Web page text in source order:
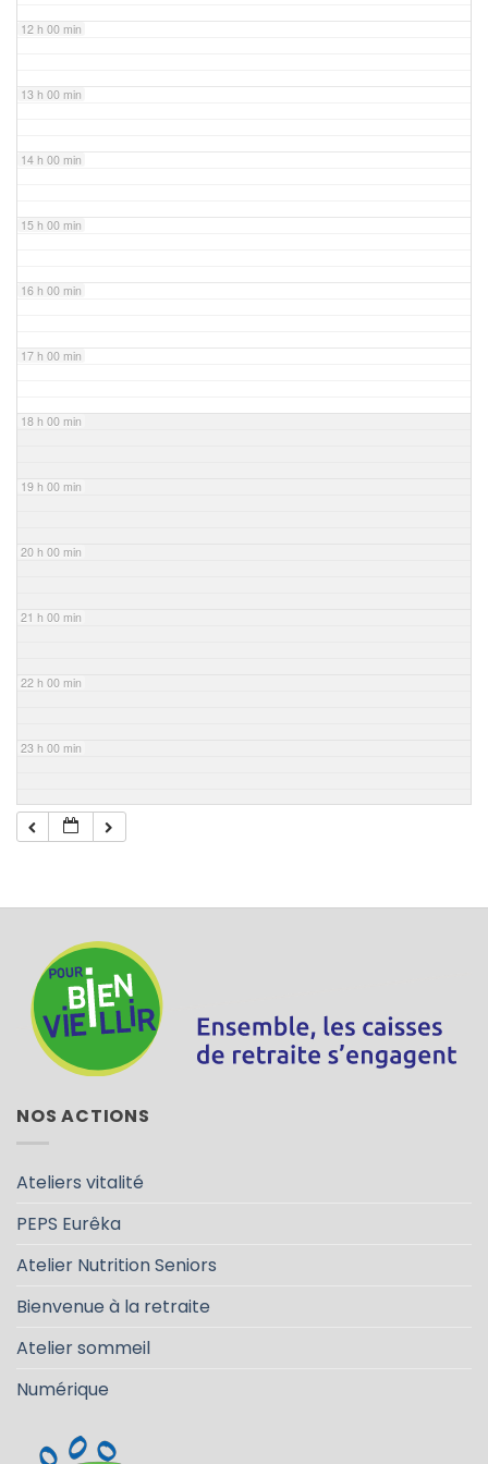
12 h 00 min
13 h 00 min
14 h 00 min
15 h 00 min
16 h 00 min
17 h 00 min
18 h 00 min
19 h 00 min
20 h 00 min
21 h 00 min
22 h 00 min
23 h 00 min
NOS ACTIONS
Ateliers vitalité
PEPS Eurêka
Atelier Nutrition Seniors
Bienvenue à la retraite
Atelier sommeil
Numérique